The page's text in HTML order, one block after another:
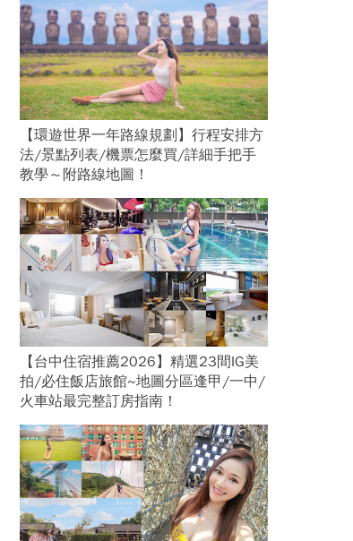
【環遊世界一年路線規劃】行程安排方
法/景點列表/機票怎麼買/詳細手把手
教學～附路線地圖！
【台中住宿推薦2026】精選23間IG美
拍/必住飯店旅館~地圖分區逢甲/一中/
火車站最完整訂房指南！